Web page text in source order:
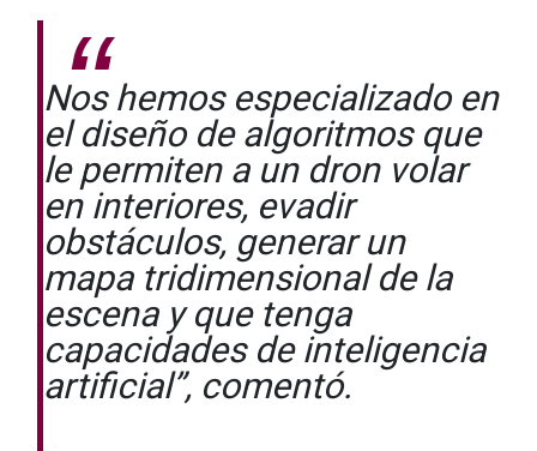
Nos hemos especializado en
el diseño de algoritmos que
le permiten a un dron volar
en interiores, evadir
obstáculos, generar un
mapa tridimensional de la
escena y que tenga
capacidades de inteligencia
artificial”, comentó.